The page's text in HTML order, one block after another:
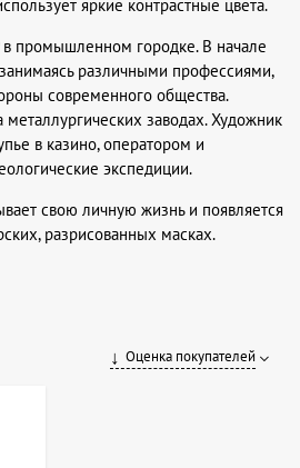
яркие контрастные цвета.
промышленном городке. В начале
различными профессиями,
современного общества.
металлургических заводах. Художник
в казино, оператором и
экспедиции.
свою личную жизнь и появляется
разрисованных масках.
Оценка покупателей